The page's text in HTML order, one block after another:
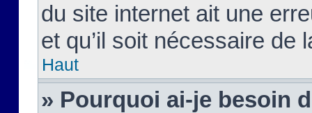
du site internet ait une
et qu’il soit nécessaire de
Haut
» Pourquoi ai-je besoin